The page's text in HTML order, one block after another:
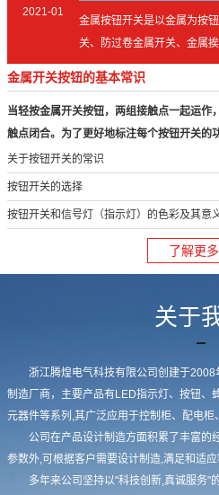
2021-01
金属按钮开关是以金属为按
关、防过卷金属开关、金属
金属开关按钮的基本常识
当轻按金属开关按钮，两组接触点一起运作
触点闭合。为了更好地标注每个按钮开关的
般将按…
关于按钮开关的常识
按钮开关的选择
按钮开关和信号灯（指示灯）的色彩及其意
了解更
关于
浙江腾煌电气科技有限公司创建于
制造厂商，主要产品有LED指示灯、按钮、
元器件等系列,其广泛应用于控制柜、配电柜
公司在产品设计制造方面积累了丰富的
参数外,可根据客户需要设计制造,满足和适应
多年来公司坚持以"科技创新,真诚服务"